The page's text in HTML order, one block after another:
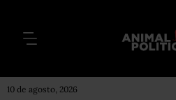
10 de agosto, 2026